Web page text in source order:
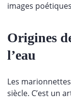
images
Origines
l’eau
Les
siècle. C’est un